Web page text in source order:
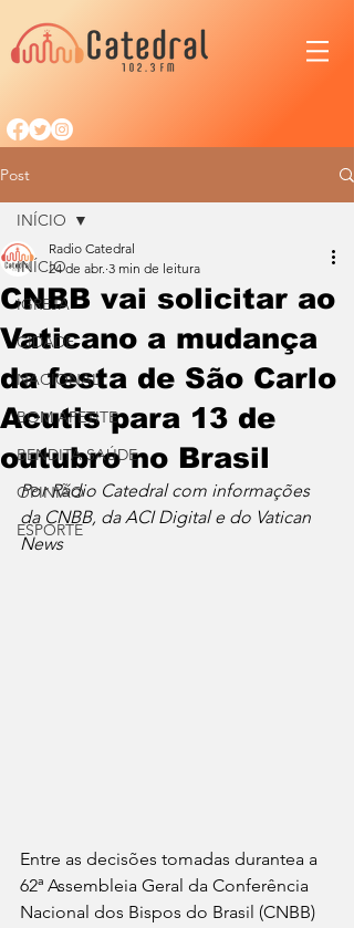
Post
INÍCIO
IGREJA
CIDADE
NACIONAL
BOM APETITE
BENDITA SAÚDE
OPINIÃO
ESPORTE
INÍCIO
CNBB vai solicitar ao
Vaticano a mudança
da festa de São Carlo
Acutis para 13 de
outubro no Brasil
Radio Catedral
24 de abr. 3 min de leitura
Por Rádio Catedral com informações
da CNBB, da ACI Digital e do Vatican
News
Entre as decisões tomadas durantea a
62ª Assembleia Geral da Conferência
Nacional dos Bispos do Brasil (CNBB)